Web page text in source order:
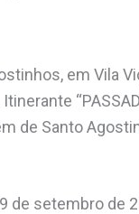
em Vila
de Santo
de setembro de